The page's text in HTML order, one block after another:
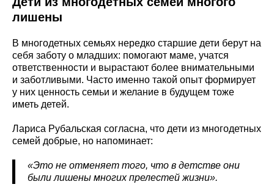
лишены
В многодетных семьях нередко старшие дети берут на
себя заботу о младших: помогают маме, учатся
ответственности и вырастают более внимательными
и заботливыми. Часто именно такой опыт формирует
у них ценность семьи и желание в будущем тоже
иметь детей.
Лариса Рубальская согласна, что дети из многодетных
семей добрые, но напоминает:
«Это не отменяет того, что в детстве они
были лишены многих прелестей жизни».